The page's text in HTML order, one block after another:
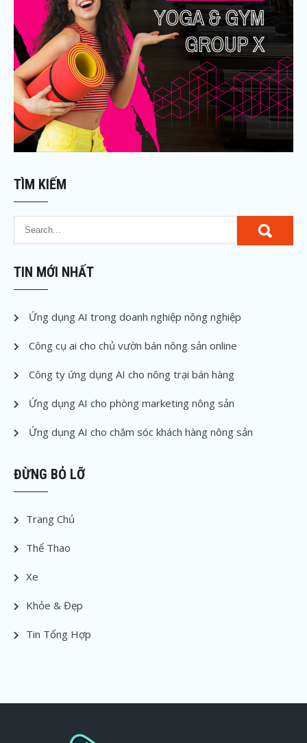
TÌM KIẾM
TIN MỚI NHẤT
Ứng dụng AI trong doanh nghiệp nông nghiệp
Công cụ ai cho chủ vườn bán nông sản online
Công ty ứng dụng AI cho nông trại bán hàng
Ứng dụng AI cho phòng marketing nông sản
Ứng dụng AI cho chăm sóc khách hàng nông sản
ĐỪNG BỎ LỠ
Trang Chủ
Thể Thao
Xe
Khỏe & Đẹp
Tin Tổng Hợp